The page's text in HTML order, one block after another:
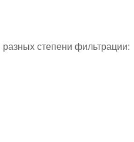
степени фильтрации: